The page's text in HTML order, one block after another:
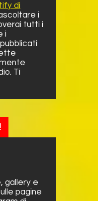
di
i
tutti i
i
Ti
gallery e
pagine